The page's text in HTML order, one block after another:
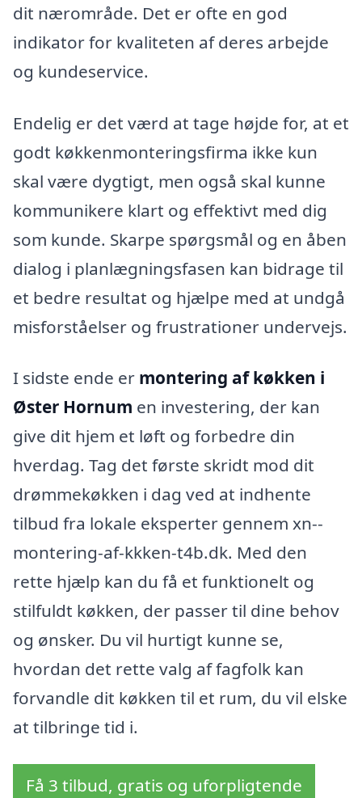
dit nærområde. Det er ofte en god
indikator for kvaliteten af deres arbejde
og kundeservice.
Endelig er det værd at tage højde for, at et
godt køkkenmonteringsfirma ikke kun
skal være dygtigt, men også skal kunne
kommunikere klart og effektivt med dig
som kunde. Skarpe spørgsmål og en åben
dialog i planlægningsfasen kan bidrage til
et bedre resultat og hjælpe med at undgå
misforståelser og frustrationer undervejs.
I sidste ende er montering af køkken i
Øster Hornum en investering, der kan
give dit hjem et løft og forbedre din
hverdag. Tag det første skridt mod dit
drømmekøkken i dag ved at indhente
tilbud fra lokale eksperter gennem xn--
montering-af-kkken-t4b.dk. Med den
rette hjælp kan du få et funktionelt og
stilfuldt køkken, der passer til dine behov
og ønsker. Du vil hurtigt kunne se,
hvordan det rette valg af fagfolk kan
forvandle dit køkken til et rum, du vil elske
at tilbringe tid i.
Få 3 tilbud, gratis og uforpligtende